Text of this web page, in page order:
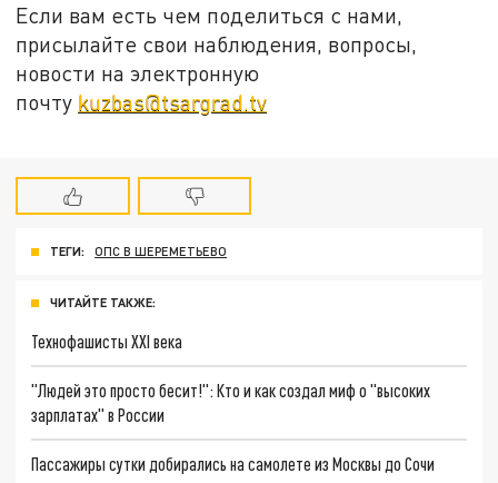
Если вам есть чем поделиться с нами,
присылайте свои наблюдения, вопросы,
новости на электронную
почту kuzbas@tsargrad.tv
ТЕГИ: ОПС В ШЕРЕМЕТЬЕВО
ЧИТАЙТЕ ТАКЖЕ:
Технофашисты XXI века
"Людей это просто бесит!": Кто и как создал миф о "высоких
зарплатах" в России
Пассажиры сутки добирались на самолете из Москвы до Сочи